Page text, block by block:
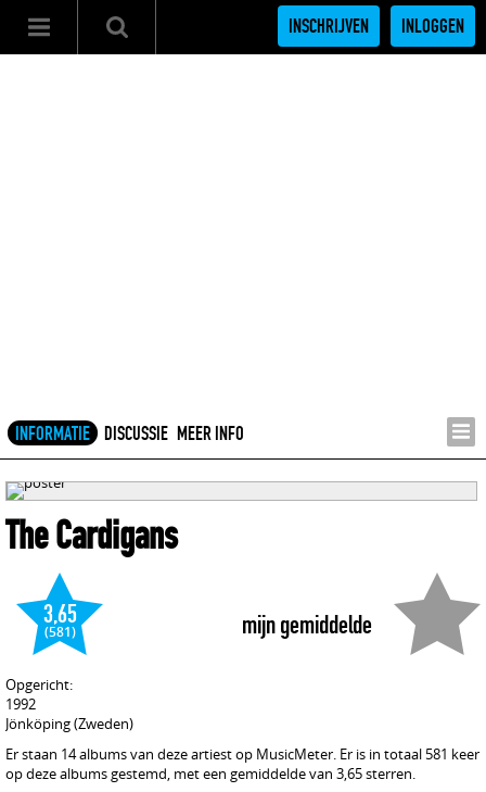
INSCHRIJVEN INLOGGEN
INFORMATIE DISCUSSIE MEER INFO
The Cardigans
mijn gemiddelde
3,65
(581)
Opgericht:
1992
Jönköping (Zweden)
Er staan 14 albums van deze artiest op MusicMeter. Er is in totaal 581 keer
op deze albums gestemd, met een gemiddelde van 3,65 sterren.